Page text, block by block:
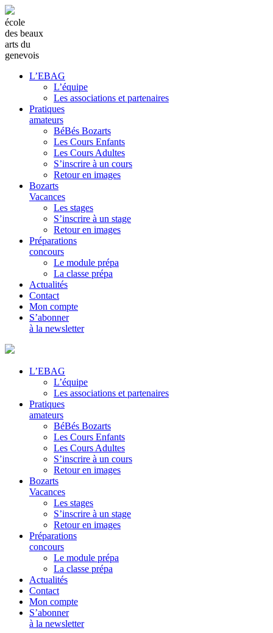
école
des beaux
arts du
genevois
L’EBAG
L’équipe
Les associations et partenaires
Pratiques
amateurs
BéBés Bozarts
Les Cours Enfants
Les Cours Adultes
S’inscrire à un cours
Retour en images
Bozarts
Vacances
Les stages
S’inscrire à un stage
Retour en images
Préparations
concours
Le module prépa
La classe prépa
Actualités
Contact
Mon compte
S’abonner
à la newsletter
L’EBAG
L’équipe
Les associations et partenaires
Pratiques
amateurs
BéBés Bozarts
Les Cours Enfants
Les Cours Adultes
S’inscrire à un cours
Retour en images
Bozarts
Vacances
Les stages
S’inscrire à un stage
Retour en images
Préparations
concours
Le module prépa
La classe prépa
Actualités
Contact
Mon compte
S’abonner
à la newsletter